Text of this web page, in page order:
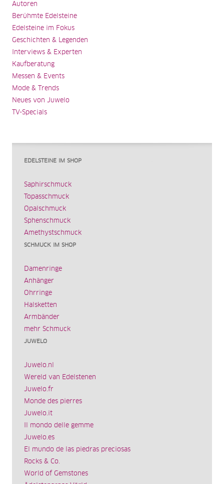
Autoren
Berühmte Edelsteine
Edelsteine im Fokus
Geschichten & Legenden
Interviews & Experten
Kaufberatung
Messen & Events
Mode & Trends
Neues von Juwelo
TV-Specials
EDELSTEINE IM SHOP
Saphirschmuck
Topasschmuck
Opalschmuck
Sphenschmuck
Amethystschmuck
SCHMUCK IM SHOP
Damenringe
Anhänger
Ohrringe
Halsketten
Armbänder
mehr Schmuck
JUWELO
Juwelo.nl
Wereld van Edelstenen
Juwelo.fr
Monde des pierres
Juwelo.it
Il mondo delle gemme
Juwelo.es
El mundo de las piedras preciosas
Rocks & Co.
World of Gemstones